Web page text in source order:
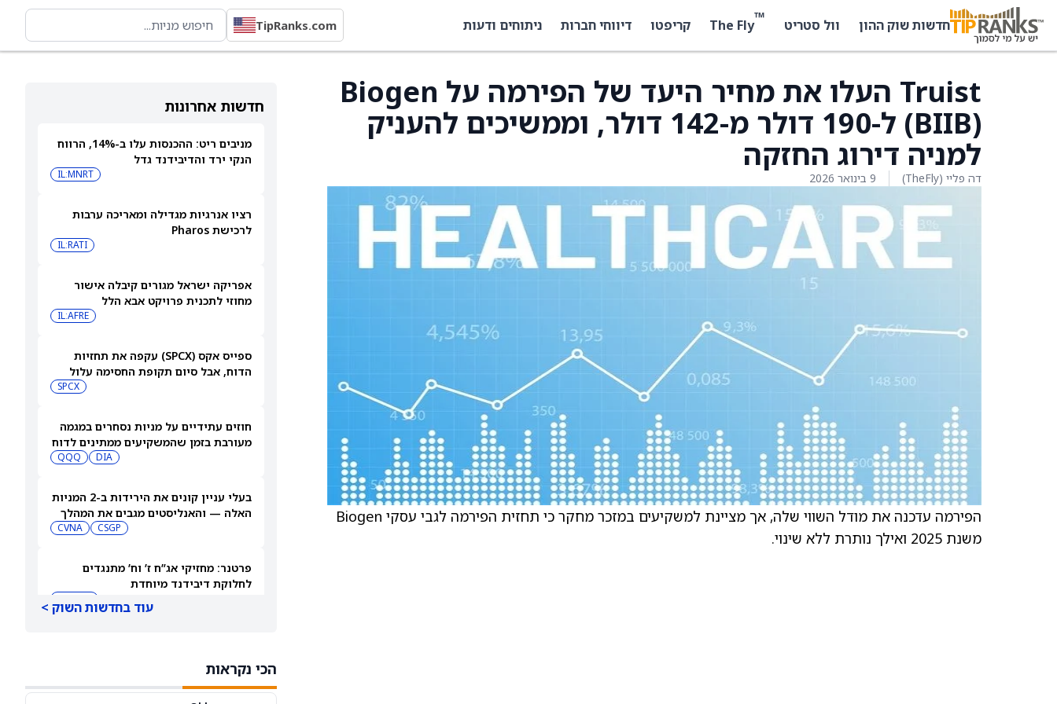
חדשות שוק ההון וול סטריט ™
The Fly קריפטו דיווחי חברות ניתוחים ודעות TipRanks.com
חדשות אחרונות
מניבים ריט: ההכנסות עלו ב-14%, הרווח
הנקי ירד והדיבידנד גדל
IL:MNRT
רציו אנרגיות מגדילה ומאריכה ערבות
לרכישת Pharos
IL:RATI
אפריקה ישראל מגורים קיבלה אישור
מחוזי לתכנית פרויקט אבא הלל
IL:AFRE
ספייס אקס (SPCX) עקפה את תחזיות
הדוח, אבל סיום תקופת החסימה עלול
SPCX
חוזים עתידיים על מניות נסחרים במגמה
מעורבת בזמן שהמשקיעים ממתינים לדוח
DIA
QQQ
בעלי עניין קונים את הירידות ב-2 המניות
האלה — והאנליסטים מגבים את המהלך
CSGP
CVNA
פרטנר: מחזיקי אג”ח ז’ וח’ מתנגדים
לחלוקת דיבידנד מיוחדת
מחזיק במניית SMCI
עוד בחדשות השוק >
הכי נקראות
Truist העלו את מחיר היעד של הפירמה על Biogen
(BIIB) ל-190 דולר מ-142 דולר, וממשיכים להעניק
למניה דירוג החזקה
דה פליי (TheFly) 9 בינואר 2026
הפירמה עדכנה את מודל השווי שלה, אך מציינת למשקיעים במזכר מחקר כי תחזית הפירמה לגבי עסקי Biogen
משנת 2025 ואילך נותרת ללא שינוי.